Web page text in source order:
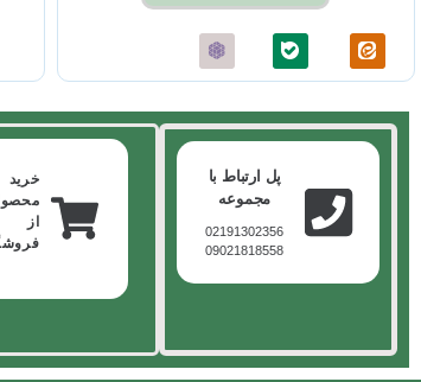
پل ارتباط با
مجموعه
02191302356
09021818558
خرید
از